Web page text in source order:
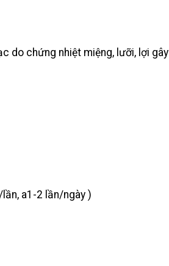
do chứng nhiệt miệng, lưỡi, lợi
a1-2 lần/ngày )